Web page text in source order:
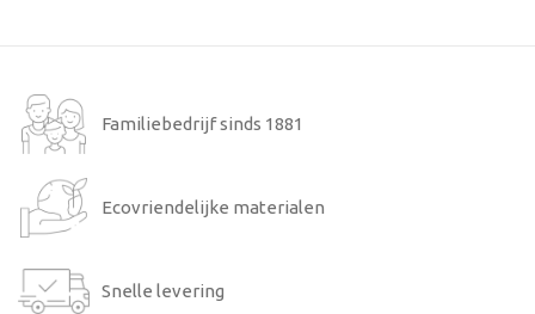
Familiebedrijf sinds 1881
Ecovriendelijke materialen
Snelle levering